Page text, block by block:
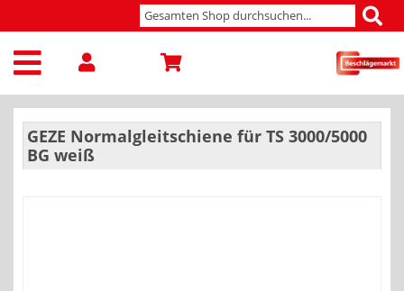
GEZE Normalgleitschiene für TS 3000/5000
BG weiß